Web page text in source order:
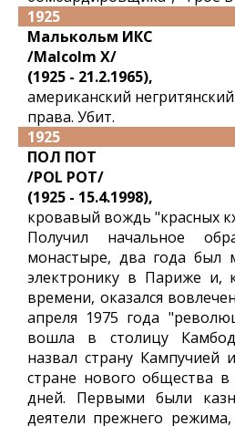
1925
Малькольм ИКС
/Malcolm X/
(1925 - 21.2.1965),
американский
права. Убит.
1925
ПОЛ ПОТ
/POL POT/
(1925 - 15.4.1998),
кровавый вождь "красных
Получил начальное
монастыре, два года был
электронику в Париже и,
времени, оказался
апреля 1975 года
вошла в столицу
назвал страну
стране нового общества в
дней. Первыми были
деятели прежнего